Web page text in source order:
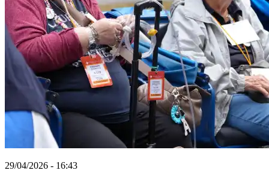
29/04/2026 - 16:43